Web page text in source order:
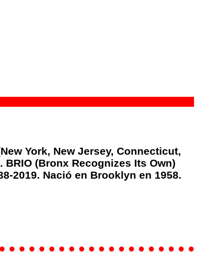
York, New Jersey, Connecticut,
(Bronx Recognizes Its Own)
2019. Nació en Brooklyn en 1958.